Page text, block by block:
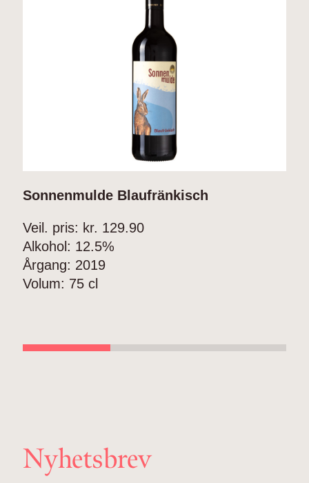
Sonnenmulde Blaufränkisch
Veil. pris: kr. 129.90
Alkohol: 12.5%
Årgang: 2019
Volum: 75 cl
Nyhetsbrev